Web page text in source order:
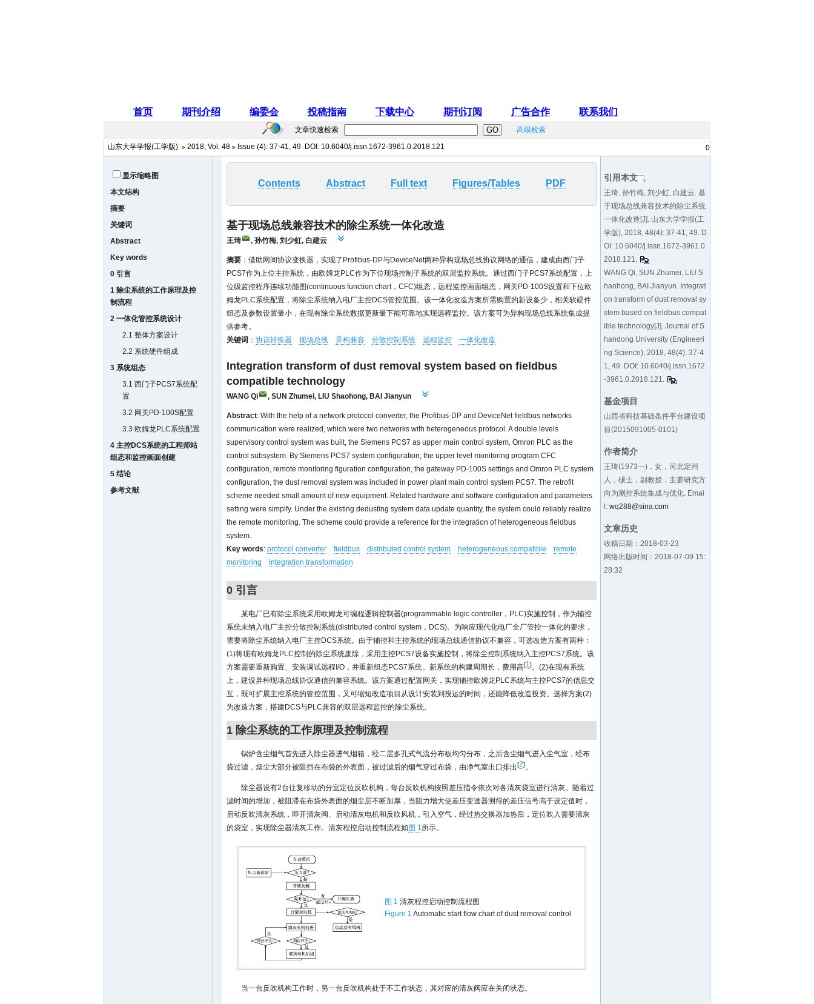
文章快速检索
高级检索
山东大学学报(工学版)
2018, Vol. 48 Issue (4): 37-41, 49 DOI: 10.6040/j.issn.1672-3961.0.2018.121 0
显示缩略图
本文结构
摘要
关键词
Abstract
Key words
0 引言
1 除尘系统的工作原理及控
制流程
2 一体化管控系统设计
2.1 整体方案设计
2.2 系统硬件组成
3 系统组态
3.1 西门子PCS7系统配
置
3.2 网关PD-100S配置
3.3 欧姆龙PLC系统配置
4 主控DCS系统的工程师站
组态和监控画面创建
5 结论
参考文献
引用本文
王琦, 孙竹梅, 刘少虹, 白建云. 基
于现场总线兼容技术的除尘系统
一体化改造[J]. 山东大学学报(工
学版), 2018, 48(4): 37-41, 49. D
OI: 10.6040/j.issn.1672-3961.0.
2018.121.
WANG Qi, SUN Zhumei, LIU S
haohong, BAI Jianyun. Integrati
on transform of dust removal sy
stem based on fieldbus compat
ible technology[J]. Journal of S
handong University (Engineeri
ng Science), 2018, 48(4): 37-4
1, 49. DOI: 10.6040/j.issn.1672
-3961.0.2018.121.
基金项目
山西省科技基础条件平台建设项
目(2015091005-0101)
作者简介
王琦(1973—)，女，河北定州
人，硕士，副教授，主要研究方
向为测控系统集成与优化. Emai
l: wq288@sina.com
文章历史
收稿日期：2018-03-23
网络出版时间：2018-07-09 15:
28:32
Contents Abstract Full text Figures/Tables PDF
基于现场总线兼容技术的除尘系统一体化改造
王琦 , 孙竹梅, 刘少虹, 白建云
摘要 ：借助网间协议变换器，实现了Profibus-DP与DeviceNet两种异构现场总线协议网络的通信，建成由西门子
PCS7作为上位主控系统，由欧姆龙PLC作为下位现场控制子系统的双层监控系统。通过西门子PCS7系统配置，上
位级监控程序连续功能图(continuous function chart，CFC)组态，远程监控画面组态，网关PD-100S设置和下位欧
姆龙PLC系统配置，将除尘系统纳入电厂主控DCS管控范围。该一体化改造方案所需购置的新设备少，相关软硬件
组态及参数设置量小，在现有除尘系统数据更新量下能可靠地实现远程监控。该方案可为异构现场总线系统集成提
供参考。
关键词 ： 协议转换器 现场总线 异构兼容 分散控制系统 远程监控 一体化改造
Integration transform of dust removal system based on fieldbus
compatible technology
WANG Qi , SUN Zhumei, LIU Shaohong, BAI Jianyun
Abstract: With the help of a network protocol converter, the Profibus-DP and DeviceNet fieldbus networks
communication were realized, which were two networks with heterogeneous protocol. A double levels
supervisory control system was built, the Siemens PCS7 as upper main control system, Omron PLC as the
control subsystem. By Siemens PCS7 system configuration, the upper level monitoring program CFC
configuration, remote monitoring figuration configuration, the gateway PD-100S settings and Omron PLC system
configuration, the dust removal system was included in power plant main control system PCS7. The retrofit
scheme needed small amount of new equipment. Related hardware and software configuration and parameters
setting were simplfy. Under the existing dedusting system data update quantity, the system could reliably realize
the remote monitoring. The scheme could provide a reference for the integration of heterogeneous fieldbus
system.
Key words: protocol converter fieldbus distributed control system heterogeneous compatible
remote
monitoring
integration transformation
0 引言
某电厂已有除尘系统采用欧姆龙可编程逻辑控制器(programmable logic controller，PLC)实施控制，作为辅控
系统未纳入电厂主控分散控制系统(distributed control system，DCS)。为响应现代化电厂全厂管控一体化的要求，
需要将除尘系统纳入电厂主控DCS系统。由于辅控和主控系统的现场总线通信协议不兼容，可选改造方案有两种：
(1)将现有欧姆龙PLC控制的除尘系统废除，采用主控PCS7设备实施控制，将除尘控制系统纳入主控PCS7系统。该
方案需要重新购置、安装调试远程I/O，并重新组态PCS7系统。新系统的构建周期长，费用高[1]。(2)在现有系统
上，建设异种现场总线协议通信的兼容系统。该方案通过配置网关，实现辅控欧姆龙PLC系统与主控PCS7的信息交
互，既可扩展主控系统的管控范围，又可缩短改造项目从设计安装到投运的时间，还能降低改造投资。选择方案(2)
为改造方案，搭建DCS与PLC兼容的双层远程监控的除尘系统。
1 除尘系统的工作原理及控制流程
锅炉含尘烟气首先进入除尘器进气烟箱，经二层多孔式气流分布板均匀分布，之后含尘烟气进入尘气室，经布
袋过滤，烟尘大部分被阻挡在布袋的外表面，被过滤后的烟气穿过布袋，由净气室出口排出[2]。
除尘器设有2台往复移动的分室定位反吹机构，每台反吹机构按照差压指令依次对各清灰袋室进行清灰。随着过
滤时间的增加，被阻滞在布袋外表面的烟尘层不断加厚，当阻力增大使差压变送器测得的差压信号高于设定值时，
启动反吹清灰系统，即开清灰阀、启动清灰电机和反吹风机，引入空气，经过热交换器加热后，定位吹入需要清灰
的袋室，实现除尘器清灰工作。清灰程控启动控制流程如 图 1所示。
图 1 清灰程控启动控制流程图
Figure 1 Automatic start flow chart of dust removal control
当一台反吹机构工作时，另一台反吹机构处于不工作状态，其对应的清灰阀应在关闭状态。